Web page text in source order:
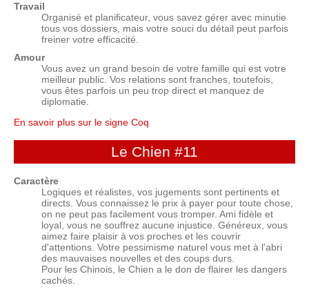
Travail
Organisé et planificateur, vous savez gérer avec minutie
tous vos dossiers, mais votre souci du détail peut parfois
freiner votre efficacité.
Amour
Vous avez un grand besoin de votre famille qui est votre
meilleur public. Vos relations sont franches, toutefois,
vous êtes parfois un peu trop direct et manquez de
diplomatie.
En savoir plus sur le signe Coq
Le Chien #11
Caractère
Logiques et réalistes, vos jugements sont pertinents et
directs. Vous connaissez le prix à payer pour toute chose,
on ne peut pas facilement vous tromper. Ami fidèle et
loyal, vous ne souffrez aucune injustice. Généreux, vous
aimez faire plaisir à vos proches et les couvrir
d'attentions. Votre pessimisme naturel vous met à l'abri
des mauvaises nouvelles et des coups durs.
Pour les Chinois, le Chien a le don de flairer les dangers
cachés.